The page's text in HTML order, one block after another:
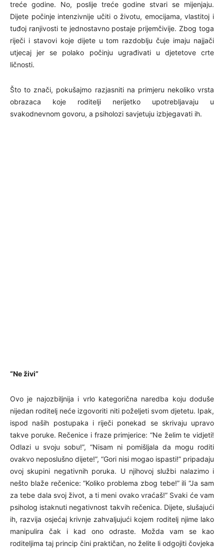
treće godine. No, poslije treće godine stvari se mijenjaju.
Dijete počinje intenzivnije učiti o životu, emocijama, vlastitoj i
tuđoj ranjivosti te jednostavno postaje prijemčivije. Zbog toga
riječi i stavovi koje dijete u tom razdoblju čuje imaju najjači
utjecaj jer se polako počinju ugrađivati u djetetove crte
ličnosti.
Što to znači, pokušajmo razjasniti na primjeru nekoliko vrsta
obrazaca koje roditelji nerijetko upotrebljavaju u
svakodnevnom govoru, a psiholozi savjetuju izbjegavati ih.
“Ne živi”
Ovo je najozbiljnija i vrlo kategorična naredba koju doduše
nijedan roditelj neće izgovoriti niti poželjeti svom djetetu. Ipak,
ispod naših postupaka i riječi ponekad se skrivaju upravo
takve poruke. Rečenice i fraze primjerice: “Ne želim te vidjeti!
Odlazi u svoju sobu!”, “Nisam ni pomišljala da mogu roditi
ovakvo neposlušno dijete!”, “Gori nisi mogao ispasti!” pripadaju
ovoj skupini negativnih poruka. U njihovoj službi nalazimo i
nešto blaže rečenice: “Koliko problema zbog tebe!” ili “Ja sam
za tebe dala svoj život, a ti meni ovako vraćaš!” Svaki će vam
psiholog istaknuti negativnost takvih rečenica. Dijete, slušajući
ih, razvija osjećaj krivnje zahvaljujući kojem roditelj njime lako
manipulira čak i kad ono odraste. Možda vam se kao
roditeljima taj princip čini praktičan, no želite li odgojiti čovjeka